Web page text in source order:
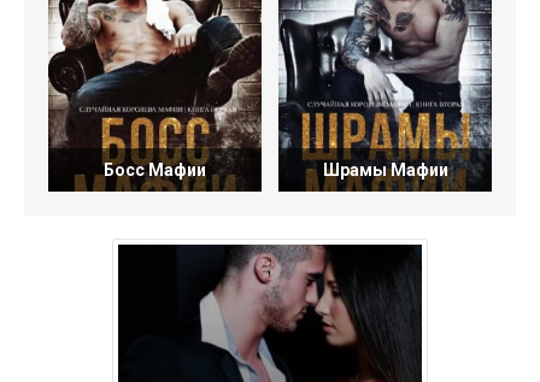
Босс Мафии Шрамы Мафии